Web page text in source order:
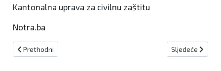
Kantonalna uprava za civilnu zaštitu
Notra.ba
Prethodni članak: Federacija BiH na korak do zakona koji otvara
Prethodni Sljedeći
Sljedeće